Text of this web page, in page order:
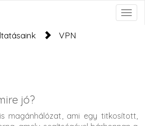
VPN
jó?
magánhálózat, ami egy titkosított,